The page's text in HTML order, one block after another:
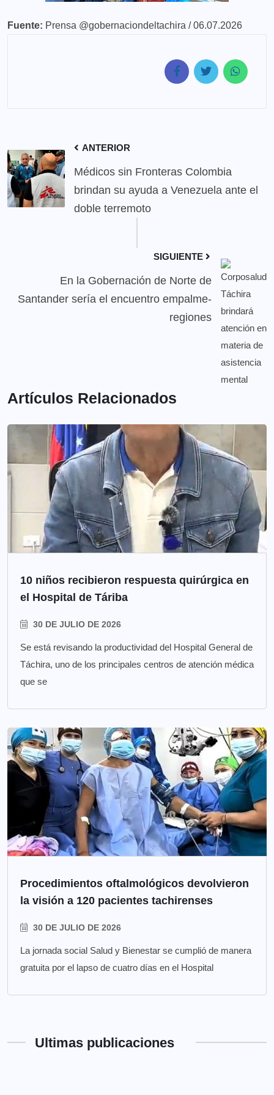
Fuente: Prensa @gobernaciondeltachira / 06.07.2026
ANTERIOR
Médicos sin Fronteras Colombia
brindan su ayuda a Venezuela ante el
doble terremoto
SIGUIENTE
En la Gobernación de Norte de
Santander sería el encuentro empalme-
regiones
Artículos Relacionados
10 niños recibieron respuesta quirúrgica en
el Hospital de Táriba
30 DE JULIO DE 2026
Se está revisando la productividad del Hospital General de
Táchira, uno de los principales centros de atención médica
que se
Procedimientos oftalmológicos devolvieron
la visión a 120 pacientes tachirenses
30 DE JULIO DE 2026
La jornada social Salud y Bienestar se cumplió de manera
gratuita por el lapso de cuatro días en el Hospital
Ultimas publicaciones